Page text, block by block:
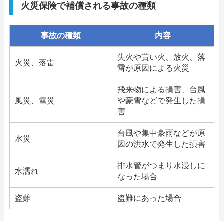
火災保険で補償される事故の種類
事故の種類 内容
火災、落雷
失火や貰い火、放火、落
雷が原因による火災
風災、雪災
飛来物による損害、台風
や豪雪などで発生した損
害
水災
台風や集中豪雨などが原
因の洪水で発生した損害
水濡れ
排水管がつまり水浸しに
なった場合
盗難 盗難にあった場合